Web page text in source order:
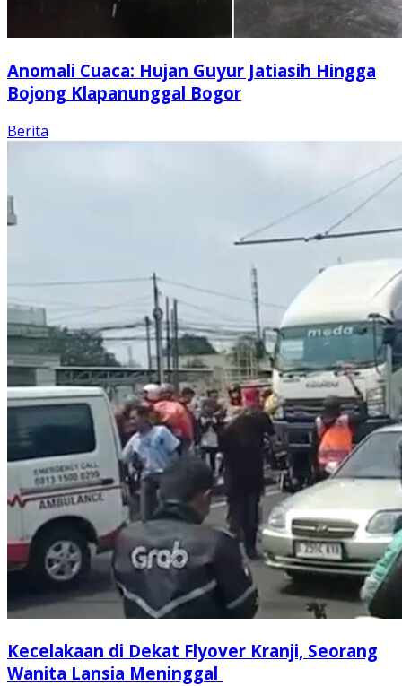
Anomali Cuaca: Hujan Guyur Jatiasih Hingga
Bojong Klapanunggal Bogor
Berita
Kecelakaan di Dekat Flyover Kranji, Seorang
Wanita Lansia Meninggal